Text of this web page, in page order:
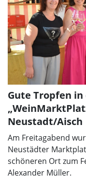
Gute Tropfen
Neustadt/Aisch
Am Freitagabend
Neustädter
schöneren Ort zum
Alexander Müller.